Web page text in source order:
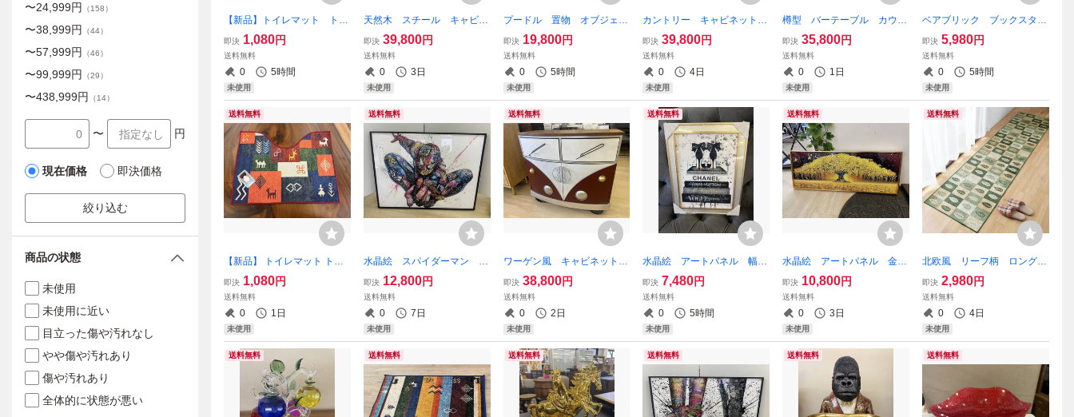
【新品】トイレマット トイ
レ用 滑り止め グラデ ブ
ルー 青 マット ラグ カー
ペット オレンジ ラバーマッ
ト カラフル グラデーション
即決 1,080円
送料無料
0 5時間
未使用
天然木 スチール キャビネ
ット インダストリアル チ
ェスト 引出 レトロ 棚
リビングボード ラック レト
ロ アンティーク ビンテージ
即決 39,800円
送料無料
0 3日
未使用
プードル 置物 オブジェ
ゴールド 犬 フィギア 幅
58 高さ66 装飾 ドッ
グ 等身大 金運 運気
運 幸福 いぬ イヌ DOG 金
金色
即決 19,800円
送料無料
0 5時間
未使用
カントリー キャビネット
リビングボード レトロ
棚 イエロー 引出 ラッ
ク 黄 サイドボード 木
製 カウンタ― 幅110 高さ8
6 収納
即決 39,800円
送料無料
0 4日
未使用
樽型 バーテーブル カウン
ターテーブル 収納付き テ
ーブル 樽 バレル カフェ
風 高さ100 幅60 ハイテ
ーブル ハイタイプ バー
即決 35,800円
送料無料
0 1日
未使用
ベアブリック ブックスタン
ド フィギア 置物 BE@R
BRICK ブラック オブジ
ェ クマ くま 熊 BEAR
BRICK 本立て 本 本棚
本たて
即決 5,980円
送料無料
0 5時間
未使用
送料無料
【新品】 トイレマット トイ
レ用 滑り止め ギャッベ ギャ
ベ マット ラグ カーペット ラ
バーマット カラフル 北欧風
北欧 インテリアマット
即決 1,080円
送料無料
0 1日
未使用
送料無料
水晶絵 スパイダーマン M
ARVEL マーベル 絵画
壁掛け 絵 アートパネル
幅80 高さ60 SPIDERMAN ア
ート フレームアート額縁 額
絵 額付
即決 12,800円
送料無料
0 7日
未使用
送料無料
ワーゲン風 キャビネット
収納 引出し インダストリ
アル チェスト 棚 ラッ
ク カウンタ― テーブル
サイドボード リビングボー
ド
即決 38,800円
送料無料
0 2日
未使用
送料無料
水晶絵 アートパネル 幅35
高さ45 クリスタルアー
ト 壁掛け 絵 香水 額
縁 ブラック ホワイト モ
ノトーン 額絵 額 フレームア
ート
即決 7,480円
送料無料
0 5時間
未使用
送料無料
水晶絵 アートパネル 金の
なる木 金運 クリスタル
立体 絵画 アート ゴール
ド 幅80 高さ30 額絵
額縁 フレームアート 運気
即決 10,800円
送料無料
0 3日
未使用
送料無料
北欧風 リーフ柄 ロングマ
ット キッチンマット 廊下
マット マット ラグ 長さ
180 幅60 ロングマット 滑り
止め カーペット ボタニカル
即決 2,980円
送料無料
0 4日
未使用
送料無料 送料無料 送料無料 送料無料 送料無料 送料無料
〜24,999円 （158）
〜38,999円 （44）
〜57,999円 （46）
〜99,999円 （29）
〜438,999円 （14）
〜 円
現在価格 即決価格
絞り込む
商品の状態
未使用
未使用に近い
目立った傷や汚れなし
やや傷や汚れあり
傷や汚れあり
全体的に状態が悪い